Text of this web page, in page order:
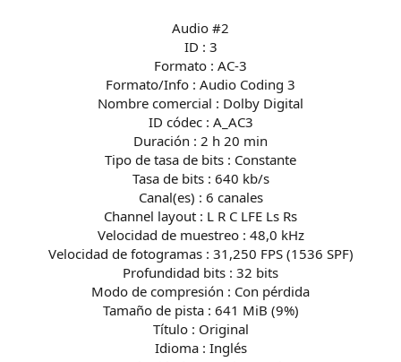
Audio #2
ID : 3
Formato : AC-3
Formato/Info : Audio Coding 3
Nombre comercial : Dolby Digital
ID códec : A_AC3
Duración : 2 h 20 min
Tipo de tasa de bits : Constante
Tasa de bits : 640 kb/s
Canal(es) : 6 canales
Channel layout : L R C LFE Ls Rs
Velocidad de muestreo : 48,0 kHz
Velocidad de fotogramas : 31,250 FPS (1536 SPF)
Profundidad bits : 32 bits
Modo de compresión : Con pérdida
Tamaño de pista : 641 MiB (9%)
Título : Original
Idioma : Inglés